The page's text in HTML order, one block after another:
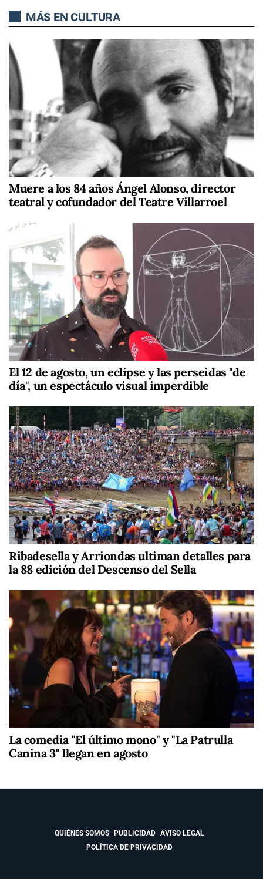
MÁS EN CULTURA
Muere a los 84 años Ángel Alonso, director
teatral y cofundador del Teatre Villarroel
El 12 de agosto, un eclipse y las perseidas "de
día", un espectáculo visual imperdible
Ribadesella y Arriondas ultiman detalles para
la 88 edición del Descenso del Sella
La comedia "El último mono" y "La Patrulla
Canina 3" llegan en agosto
QUIÉNES SOMOS PUBLICIDAD
AVISO LEGAL
POLÍTICA DE PRIVACIDAD